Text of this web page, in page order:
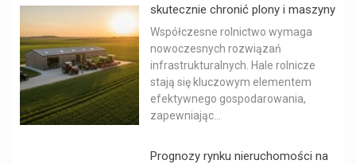
skutecznie chronić plony i maszyny
Współczesne rolnictwo wymaga
nowoczesnych rozwiązań
infrastrukturalnych. Hale rolnicze
stają się kluczowym elementem
efektywnego gospodarowania,
zapewniając...
Prognozy rynku nieruchomości na